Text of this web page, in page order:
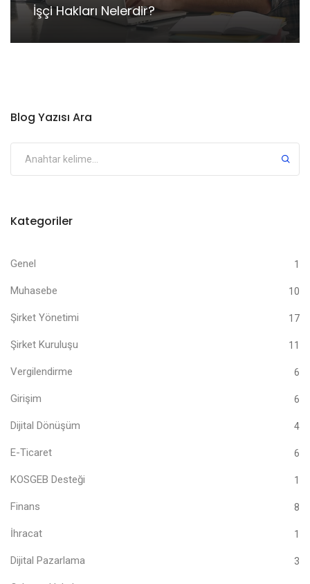
İşçi Hakları Nelerdir?
Blog Yazısı Ara
Kategoriler
Genel 1
Muhasebe 10
Şirket Yönetimi 17
Şirket Kuruluşu 11
Vergilendirme 6
Girişim 6
Dijital Dönüşüm 4
E-Ticaret 6
KOSGEB Desteği 1
Finans 8
İhracat 1
Dijital Pazarlama 3